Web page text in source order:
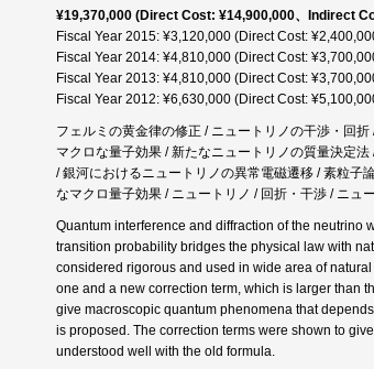
¥19,370,000 (Direct Cost: ¥14,900,000、Indirect
Fiscal Year 2015: ¥3,120,000 (Direct Cost:
Fiscal Year 2014: ¥4,810,000 (Direct Cost:
Fiscal Year 2013: ¥4,810,000 (Direct Cost:
Fiscal Year 2012: ¥6,630,000 (Direct Cost:
フェルミの黄金律の修正 / ニュートリノの干渉・回
マクロな量子効果 / 新たなニュートリノの質量決定
/ 銀河におけるニュートリノの異常電磁遷移 / 素粒子
なマクロ量子効果 / ニュートリノ / 回折・干渉 / ニュ
Quantum interference and diffraction of the
transition probability bridges the physical law with
considered rigorous and used in wide area of
one and a new correction term, which is larger than
give macroscopic quantum phenomena that
is proposed. The correction terms were shown to
understood well with the old formula.